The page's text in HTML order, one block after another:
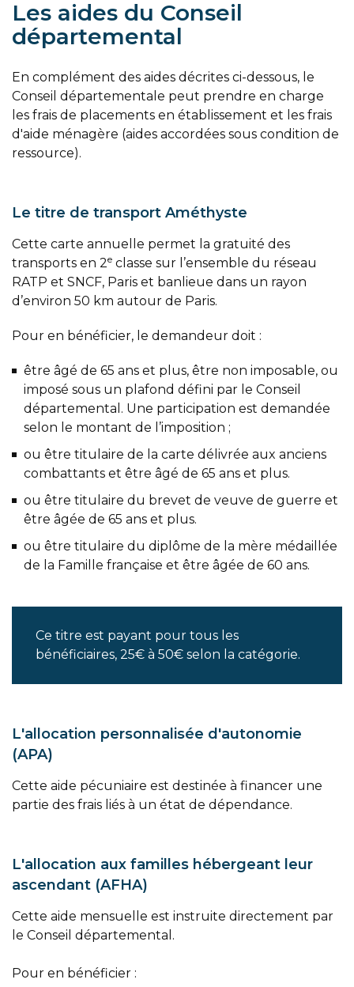
Les aides du Conseil
départemental
En complément des aides décrites ci-dessous, le
Conseil départementale peut prendre en charge
les frais de placements en établissement et les frais
d'aide ménagère (aides accordées sous condition de
ressource).
Le titre de transport Améthyste
Cette carte annuelle permet la gratuité des
transports en 2e classe sur l’ensemble du réseau
RATP et SNCF, Paris et banlieue dans un rayon
d’environ 50 km autour de Paris.
Pour en bénéficier, le demandeur doit :
être âgé de 65 ans et plus, être non imposable, ou
imposé sous un plafond défini par le Conseil
départemental. Une participation est demandée
selon le montant de l’imposition ;
ou être titulaire de la carte délivrée aux anciens
combattants et être âgé de 65 ans et plus.
ou être titulaire du brevet de veuve de guerre et
être âgée de 65 ans et plus.
ou être titulaire du diplôme de la mère médaillée
de la Famille française et être âgée de 60 ans.
Ce titre est payant pour tous les
bénéficiaires, 25€ à 50€ selon la catégorie.
L'allocation personnalisée d'autonomie
(APA)
Cette aide pécuniaire est destinée à financer une
partie des frais liés à un état de dépendance.
L'allocation aux familles hébergeant leur
ascendant (AFHA)
Cette aide mensuelle est instruite directement par
le Conseil départemental.
Pour en bénéficier :